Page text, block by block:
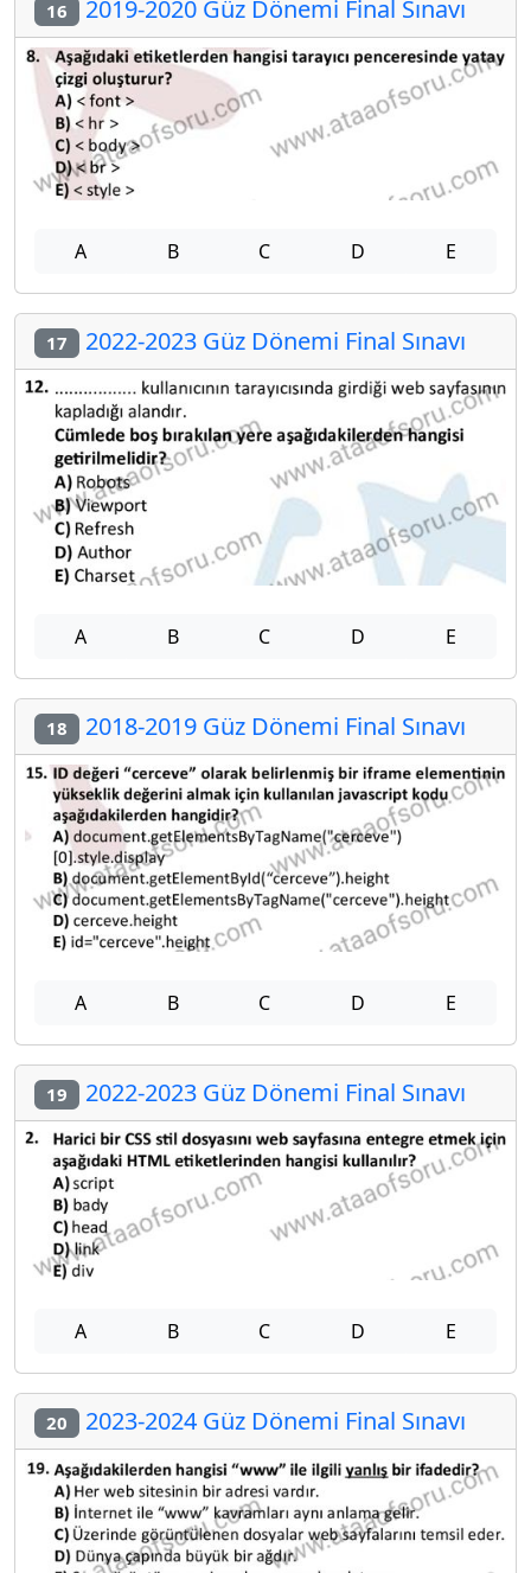
16 2019-2020 Güz Dönemi Final Sınavı
A B C D E
17 2022-2023 Güz Dönemi Final Sınavı
A B C D E
18 2018-2019 Güz Dönemi Final Sınavı
A B C D E
19 2022-2023 Güz Dönemi Final Sınavı
A B C D E
20 2023-2024 Güz Dönemi Final Sınavı